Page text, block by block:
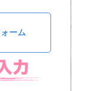
ーム